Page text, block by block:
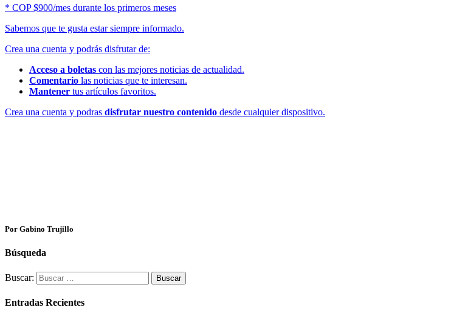
* COP $900/mes durante los primeros meses
Sabemos que te gusta estar siempre informado.
Crea una cuenta y podrás disfrutar de:
Acceso a boletas con las mejores noticias de actualidad.
Comentario las noticias que te interesan.
Mantener tus artículos favoritos.
Crea una cuenta y podras disfrutar nuestro contenido desde cualquier dispositivo.
Por Gabino Trujillo
Búsqueda
Buscar:
Entradas Recientes